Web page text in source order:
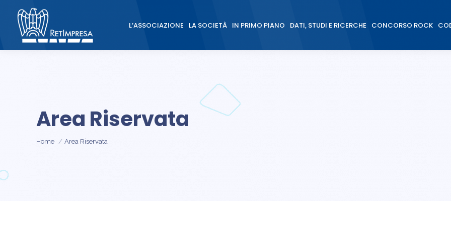
L’ASSOCIAZIONE LA SOCIETÀ IN PRIMO PIANO DATI, STUDI E RICERCHE CONCORSO ROCK
Area Riservata
Tu sei qui:
Home Area Riservata
L’ASSOCIAZIONE LA SOCIETÀ IN PRIMO PIANO DATI, STUDI E RICERCHE CONCORSO ROCK